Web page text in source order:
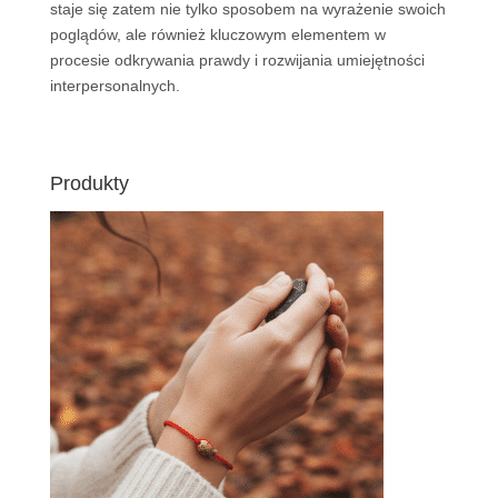
staje się zatem nie tylko sposobem na wyrażenie swoich
poglądów, ale również kluczowym elementem w
procesie odkrywania prawdy i rozwijania umiejętności
interpersonalnych.
Produkty